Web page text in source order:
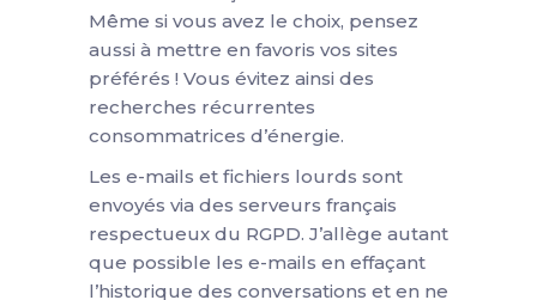
Même si vous avez le choix, pensez
aussi à mettre en favoris vos sites
préférés ! Vous évitez ainsi des
recherches récurrentes
consommatrices d’énergie.
Les e-mails et fichiers lourds sont
envoyés via des serveurs français
respectueux du RGPD. J’allège autant
que possible les e-mails en effaçant
l’historique des conversations et en ne